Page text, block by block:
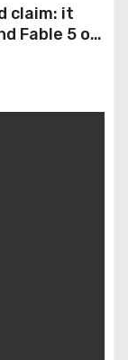
claim: it
Fable 5 on